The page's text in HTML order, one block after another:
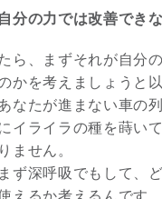
分の力では改善でき
ら、まずそれが自分
かを考えましょうと
なたが進まない車の
イライラの種を蒔い
ません。
ず深呼吸でもして、